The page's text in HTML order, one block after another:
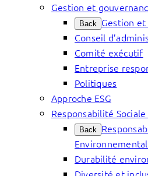
Gestion et
Back Gestion
Conseil
Comité exécutif
Entreprise
Politiques
Approche ESG
Responsabilité
Back
Durabilité